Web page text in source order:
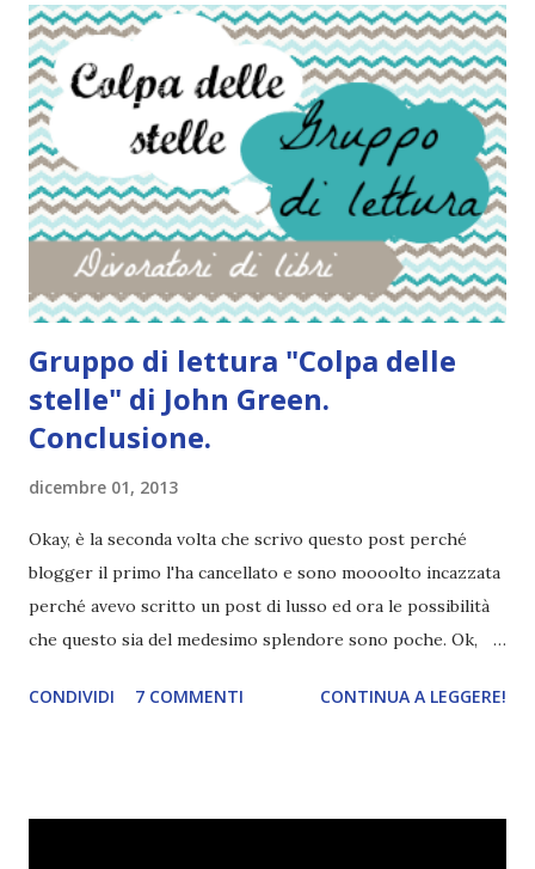
ma ha già alle spalle un vero miracolo: grazie a un farmaco
sperimentale, la malattia che anni prima le hanno
diagnosticato è ora in regressione. Ha però anche
imparato che i miracoli si pagano: mentre lei rimbalzava tra
corse in ospedale e lunghe degenze, il mondo correva
veloce, lasciandola indietro, sola e fuori sincrono rispetto
alle sue coetanee, con una vita in frantumi in cui i pezzi non
si incastrano più. Un giorno però il destino le fa incontr...
Gruppo di lettura "Colpa delle
stelle" di John Green.
Conclusione.
dicembre 01, 2013
Okay, è la seconda volta che scrivo questo post perché
blogger il primo l'ha cancellato e sono moooolto incazzata
perché avevo scritto un post di lusso ed ora le possibilità
che questo sia del medesimo splendore sono poche. Ok,
fuoco. Oddio, che meraviglia. Vorrei sclerare come una
CONDIVIDI 7 COMMENTI CONTINUA A LEGGERE!